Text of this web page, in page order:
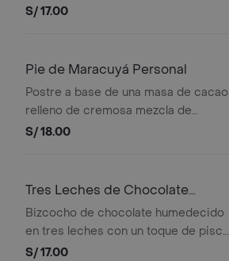
nibs de cacao.
S/ 17.00
Pie de Maracuyá Personal
Postre a base de una masa de cacao
relleno de cremosa mezcla de
maracuyá, cubierta y decorada con
S/ 18.00
Tres Leches de Chocolate
Porción
Bizcocho de chocolate humedecido
en tres leches con un toque de pisco
y cubierta de chocolate.
S/ 17.00